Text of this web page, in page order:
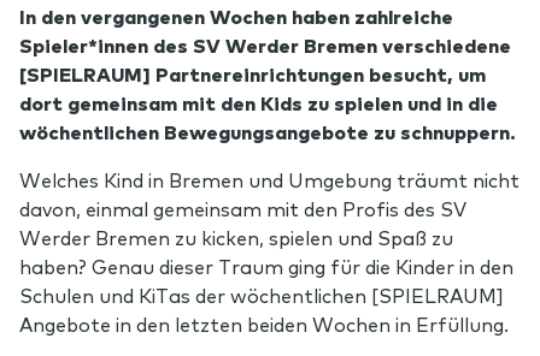
In den vergangenen Wochen haben zahlreiche
Spieler*innen des SV Werder Bremen verschiedene
[SPIELRAUM] Partnereinrichtungen besucht, um
dort gemeinsam mit den Kids zu spielen und in die
wöchentlichen Bewegungsangebote zu schnuppern.
Welches Kind in Bremen und Umgebung träumt nicht
davon, einmal gemeinsam mit den Profis des SV
Werder Bremen zu kicken, spielen und Spaß zu
haben? Genau dieser Traum ging für die Kinder in den
Schulen und KiTas der wöchentlichen [SPIELRAUM]
Angebote in den letzten beiden Wochen in Erfüllung.